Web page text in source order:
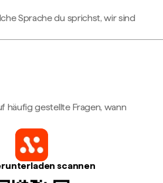
Sprache du sprichst, wir sind
häufig gestellte Fragen, wann
scannen